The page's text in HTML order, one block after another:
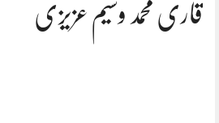
قاری محمد وسیم عزیزی